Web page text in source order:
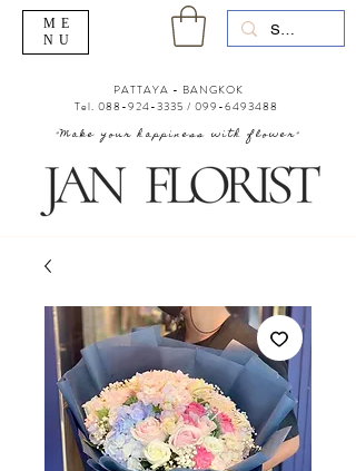
"Make your happiness with flower"
PATTAYA - BANGKOK
Tel. 088-924-3335 / 099-6493488
ME
NU